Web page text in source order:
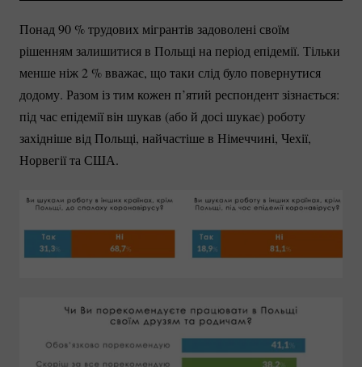
Понад90 %трудових мігрантів задоволені своїм
рішенням залишитися в Польщі на період епідемії. Тільки
менше ніж2 %вважає, що таки слід було повернутися
додому. Разом із тим кожен п’ятий респондент зізнається:
під час епідемії він шукав (або й досі шукає) роботу
західніше від Польщі, найчастіше в Німеччині, Чехії,
Норвегії та США.